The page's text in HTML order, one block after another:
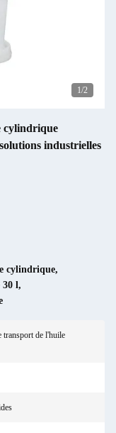
1/2
cylindrique
industrielles
cylindrique,
30 l,
transport de l'huile